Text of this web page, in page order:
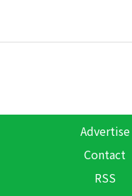
Advertise
Contact
RSS